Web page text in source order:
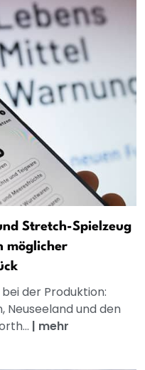
Stretch-Spielzeug
möglicher
der Produktion:
Neuseeland und den
| mehr